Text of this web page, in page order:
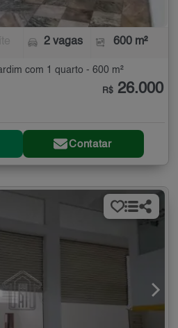
2 vagas 600 m²
com 1 quarto - 600 m²
R$ 26.000
Contatar